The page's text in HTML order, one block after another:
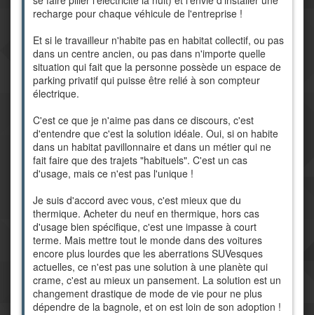
recharge pour chaque véhicule de l'entreprise !
Et si le travailleur n'habite pas en habitat collectif, ou pas
dans un centre ancien, ou pas dans n'importe quelle
situation qui fait que la personne possède un espace de
parking privatif qui puisse être relié à son compteur
électrique.
C'est ce que je n'aime pas dans ce discours, c'est
d'entendre que c'est la solution idéale. Oui, si on habite
dans un habitat pavillonnaire et dans un métier qui ne
fait faire que des trajets "habituels". C'est un cas
d'usage, mais ce n'est pas l'unique !
Je suis d'accord avec vous, c'est mieux que du
thermique. Acheter du neuf en thermique, hors cas
d'usage bien spécifique, c'est une impasse à court
terme. Mais mettre tout le monde dans des voitures
encore plus lourdes que les aberrations SUVesques
actuelles, ce n'est pas une solution à une planète qui
crame, c'est au mieux un pansement. La solution est un
changement drastique de mode de vie pour ne plus
dépendre de la bagnole, et on est loin de son adoption !